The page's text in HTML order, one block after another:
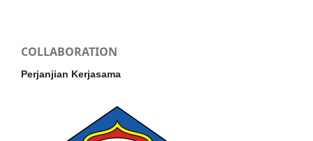
COLLABORATION
Perjanjian Kerjasama